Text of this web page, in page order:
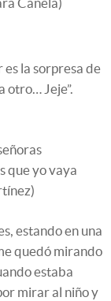
Canela)
es la sorpresa de
otro… Jeje”.
que yo vaya
estando en una
quedó mirando
estaba
mirar al niño y